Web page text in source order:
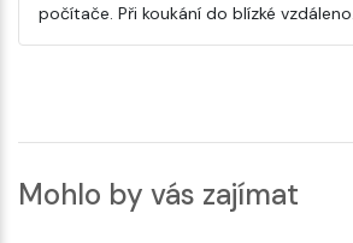
počítače. Při koukání do blízké vzdáleno…
Mohlo by vás zajímat